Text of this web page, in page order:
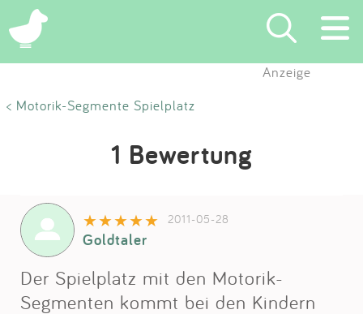
Suchen
Eintragen
Partner
Anzeige
< Motorik-Segmente Spielplatz
1 Bewertung
2011-05-28
Goldtaler
Der Spielplatz mit den Motorik-
Segmenten kommt bei den Kindern